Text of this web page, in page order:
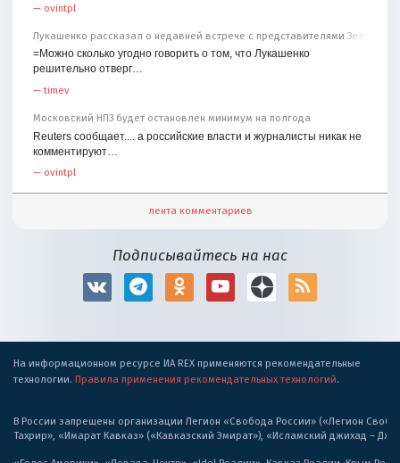
— ovintpl
Лукашенко рассказал о недавней встрече с представителями
=Можно сколько угодно говорить о том, что Лукашенко
решительно отверг…
—timev
Московский НПЗ будет остановлен минимум на полгода
Reuters сообщает.... а российские власти и журналисты никак не
комментируют…
— ovintpl
лента комментариев
Подписывайтесь на нас
На информационном ресурсе ИА REX применяются рекомендательные
технологии. Правила применения рекомендательных технологий.
В России запрещены организации Легион «Свобода России» («Легион
Тахрир», «Имарат Кавказ» («Кавказский Эмират»), «Исламский джихад –